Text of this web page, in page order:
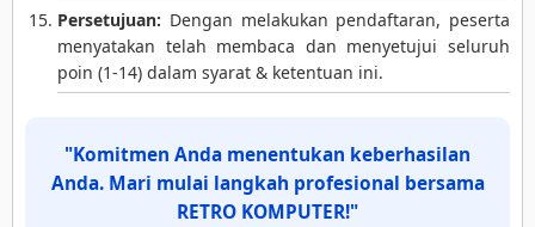
Persetujuan: Dengan melakukan pendaftaran, peserta
menyatakan telah membaca dan menyetujui seluruh
poin (1-14) dalam syarat & ketentuan ini.
"Komitmen Anda menentukan keberhasilan
Anda. Mari mulai langkah profesional bersama
RETRO KOMPUTER!"